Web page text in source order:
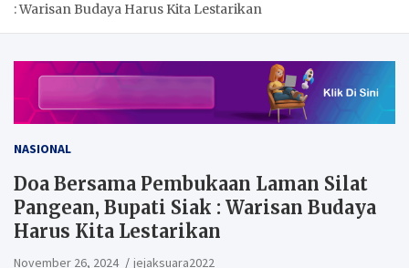
: Warisan Budaya Harus Kita Lestarikan
NASIONAL
Doa Bersama Pembukaan Laman Silat
Pangean, Bupati Siak : Warisan Budaya
Harus Kita Lestarikan
November 26, 2024 jejaksuara2022